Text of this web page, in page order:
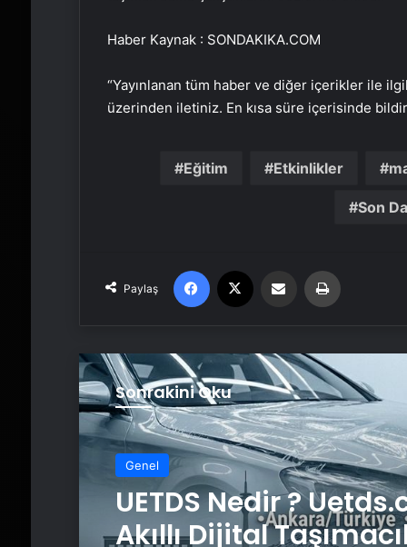
Haber Kaynak : SONDAKIKA.COM
“Yayınlanan tüm haber ve diğer içerikler ile
üzerinden iletiniz. En kısa süre içerisinde
Eğitim Etkinlikler
Son
Paylaş
Facebook Email'den paylaş
Sonrakini Oku
Genel
UETDS Nedir ?
Akıllı Dijital